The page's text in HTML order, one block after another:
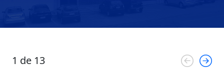
1 de 13